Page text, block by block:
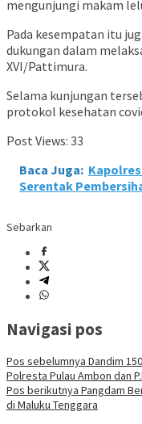
mengunjungi makam
Pada kesempatan itu
dukungan dalam
XVI/Pattimura.
Selama kunjungan
protokol kesehatan
Post Views: 33
Baca Juga:
Serentak
Sebarkan
Navigasi pos
Pos sebelumnya Dandim
Polresta Pulau Ambon dan
Pos berikutnya Pangdam
di Maluku Tenggara